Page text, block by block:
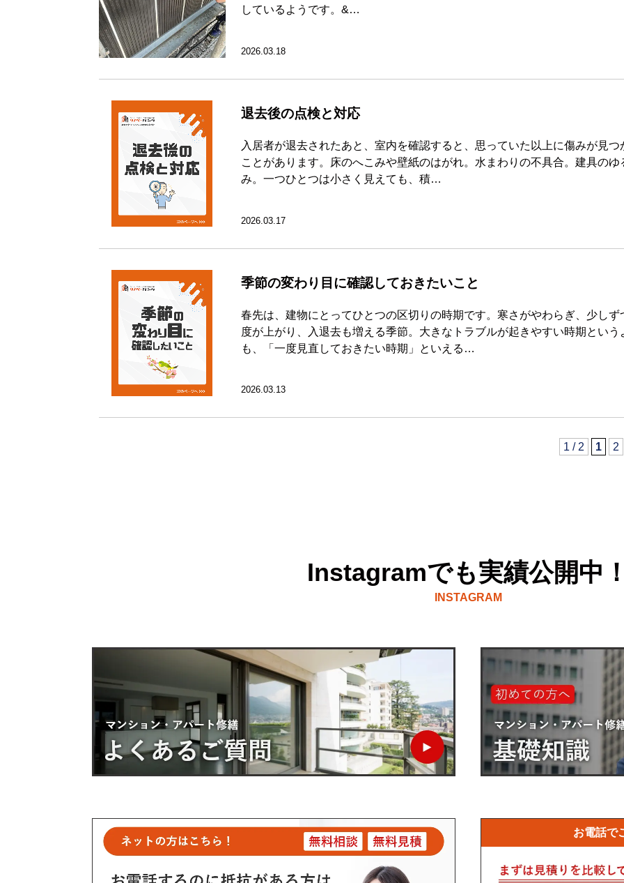
しているようです。&…
2026.03.18
退去後の点検と対応
入居者が退去されたあと、室内を確認すると、思っていた以上に傷みが見つ
ことがあります。床のへこみや壁紙のはがれ。水まわりの不具合。建具のゆ
み。一つひとつは小さく見えても、積…
2026.03.17
季節の変わり目に確認しておきたいこと
春先は、建物にとってひとつの区切りの時期です。寒さがやわらぎ、少しず
度が上がり、入退去も増える季節。大きなトラブルが起きやすい時期という
も、「一度見直しておきたい時期」といえる…
2026.03.13
1 / 2 1 2
Instagramでも実績公開中！
INSTAGRAM
お電話で